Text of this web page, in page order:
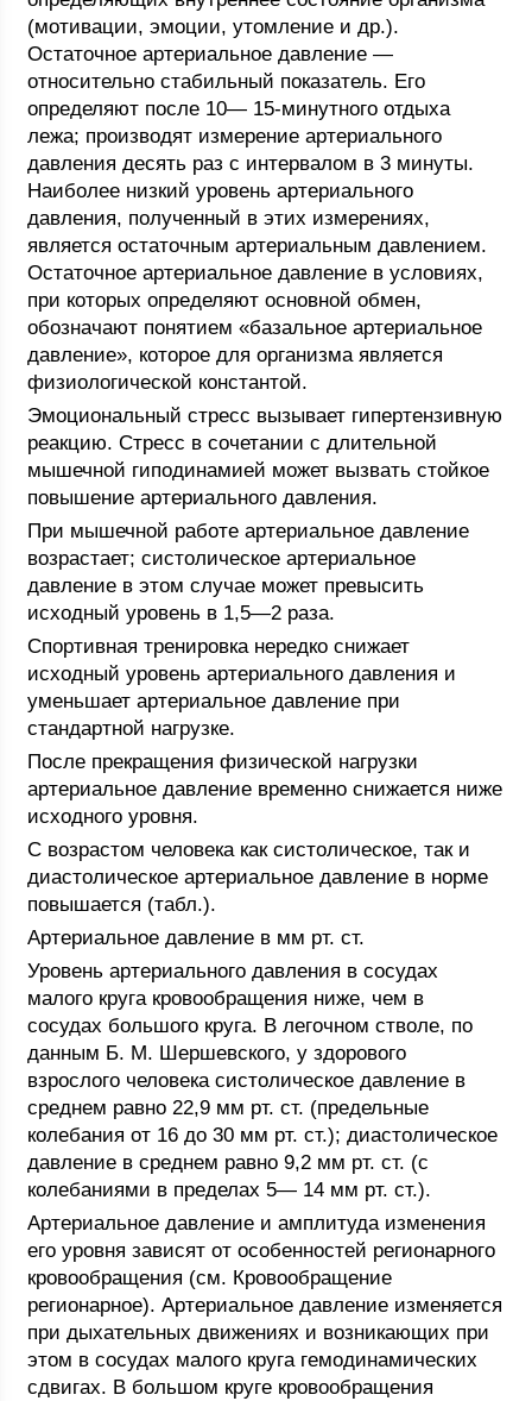
(мотивации, эмоции, утомление и др.).
Остаточное артериальное давление —
относительно стабильный показатель. Его
определяют после 10— 15-минутного отдыха
лежа; производят измерение артериального
давления десять раз с интервалом в 3 минуты.
Наиболее низкий уровень артериального
давления, полученный в этих измерениях,
является остаточным артериальным давлением.
Остаточное артериальное давление в условиях,
при которых определяют основной обмен,
обозначают понятием «базальное артериальное
давление», которое для организма является
физиологической константой.
Эмоциональный стресс вызывает гипертензивную
реакцию. Стресс в сочетании с длительной
мышечной гиподинамией может вызвать стойкое
повышение артериального давления.
При мышечной работе артериальное давление
возрастает; систолическое артериальное
давление в этом случае может превысить
исходный уровень в 1,5—2 раза.
Спортивная тренировка нередко снижает
исходный уровень артериального давления и
уменьшает артериальное давление при
стандартной нагрузке.
После прекращения физической нагрузки
артериальное давление временно снижается ниже
исходного уровня.
С возрастом человека как систолическое, так и
диастолическое артериальное давление в норме
повышается (табл.).
Артериальное давление в мм рт. ст.
Уровень артериального давления в сосудах
малого круга кровообращения ниже, чем в
сосудах большого круга. В легочном стволе, по
данным Б. М. Шершевского, у здорового
взрослого человека систолическое давление в
среднем равно 22,9 мм рт. ст. (предельные
колебания от 16 до 30 мм рт. ст.); диастолическое
давление в среднем равно 9,2 мм рт. ст. (с
колебаниями в пределах 5— 14 мм рт. ст.).
Артериальное давление и амплитуда изменения
его уровня зависят от особенностей регионарного
кровообращения (см. Кровообращение
регионарное). Артериальное давление изменяется
при дыхательных движениях и возникающих при
этом в сосудах малого круга гемодинамических
сдвигах. В большом круге кровообращения